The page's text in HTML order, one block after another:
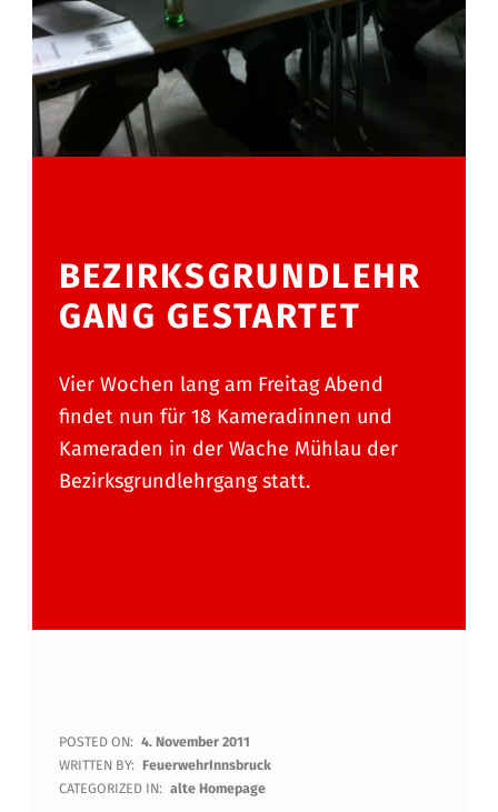
BEZIRKSGRUNDLEHR
GANG GESTARTET
Vier Wochen lang am Freitag Abend
findet nun für 18 Kameradinnen und
Kameraden in der Wache Mühlau der
Bezirksgrundlehrgang statt.
B
E
POSTED ON: 4. November 2011
WRITTEN BY: FeuerwehrInnsbruck
CATEGORIZED IN: alte Homepage